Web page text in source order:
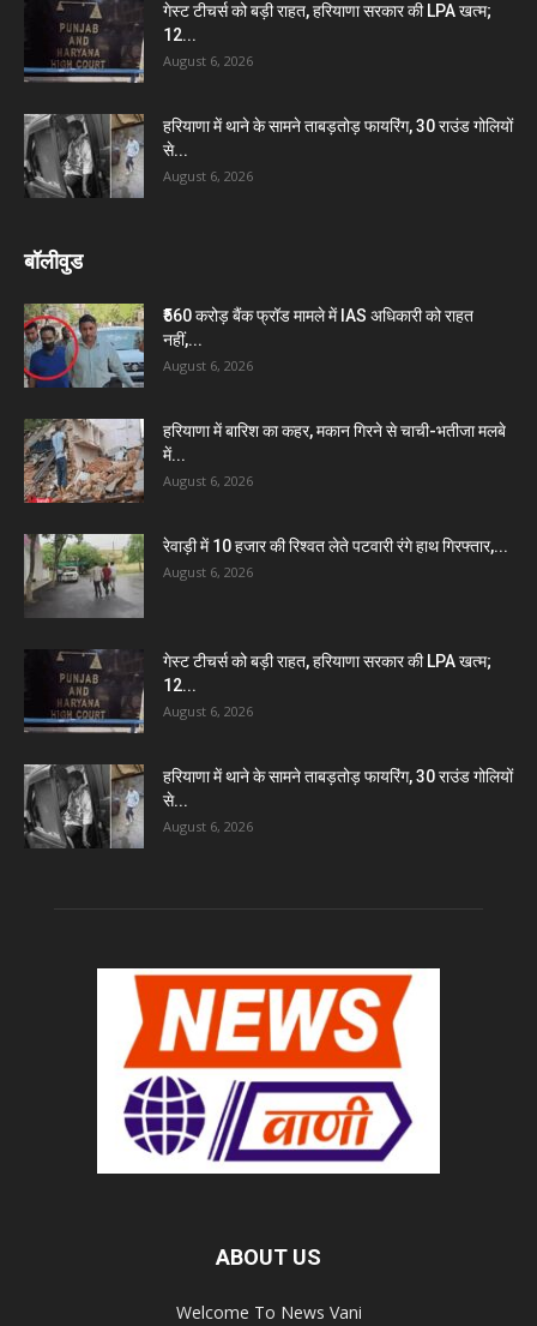
गेस्ट टीचर्स को बड़ी राहत, हरियाणा सरकार की LPA खत्म;
12...
August 6, 2026
हरियाणा में थाने के सामने ताबड़तोड़ फायरिंग, 30 राउंड गोलियों
से...
August 6, 2026
बॉलीवुड
₹560 करोड़ बैंक फ्रॉड मामले में IAS अधिकारी को राहत
नहीं,...
August 6, 2026
हरियाणा में बारिश का कहर, मकान गिरने से चाची-भतीजा मलबे
में...
August 6, 2026
रेवाड़ी में 10 हजार की रिश्वत लेते पटवारी रंगे हाथ गिरफ्तार,...
August 6, 2026
गेस्ट टीचर्स को बड़ी राहत, हरियाणा सरकार की LPA खत्म;
12...
August 6, 2026
हरियाणा में थाने के सामने ताबड़तोड़ फायरिंग, 30 राउंड गोलियों
से...
August 6, 2026
ABOUT US
Welcome To News Vani